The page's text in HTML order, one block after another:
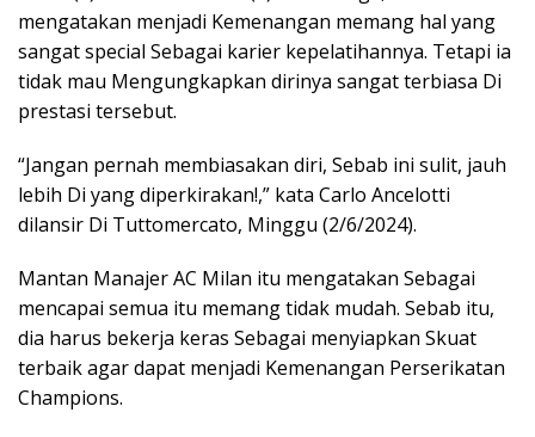
mengatakan menjadi Kemenangan memang hal yang
sangat special Sebagai karier kepelatihannya. Tetapi ia
tidak mau Mengungkapkan dirinya sangat terbiasa Di
prestasi tersebut.
“Jangan pernah membiasakan diri, Sebab ini sulit, jauh
lebih Di yang diperkirakan!,” kata Carlo Ancelotti
dilansir Di Tuttomercato, Minggu (2/6/2024).
Mantan Manajer AC Milan itu mengatakan Sebagai
mencapai semua itu memang tidak mudah. Sebab itu,
dia harus bekerja keras Sebagai menyiapkan Skuat
terbaik agar dapat menjadi Kemenangan Perserikatan
Champions.